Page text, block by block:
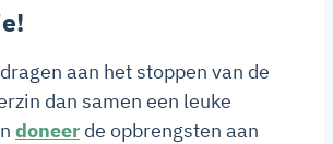
aan het stoppen van de
dan samen een leuke
doneer de opbrengsten aan